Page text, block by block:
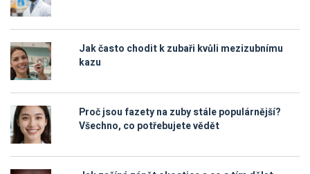
Jak často chodit k zubaři kvůli mezizubnímu
kazu
Proč jsou fazety na zuby stále populárnější?
Všechno, co potřebujete vědět